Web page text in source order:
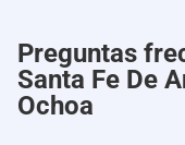
Preguntas
Santa Fe De
Ochoa